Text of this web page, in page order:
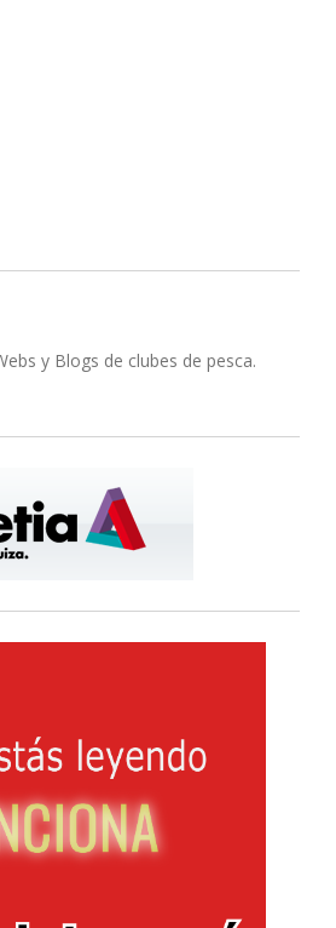
y Blogs de clubes de pesca.